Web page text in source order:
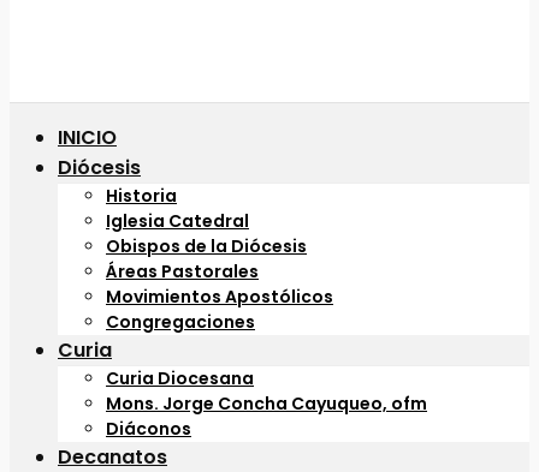
INICIO
Diócesis
Historia
Iglesia Catedral
Obispos de la Diócesis
Áreas Pastorales
Movimientos Apostólicos
Congregaciones
Curia
Curia Diocesana
Mons. Jorge Concha Cayuqueo, ofm
Diáconos
Decanatos